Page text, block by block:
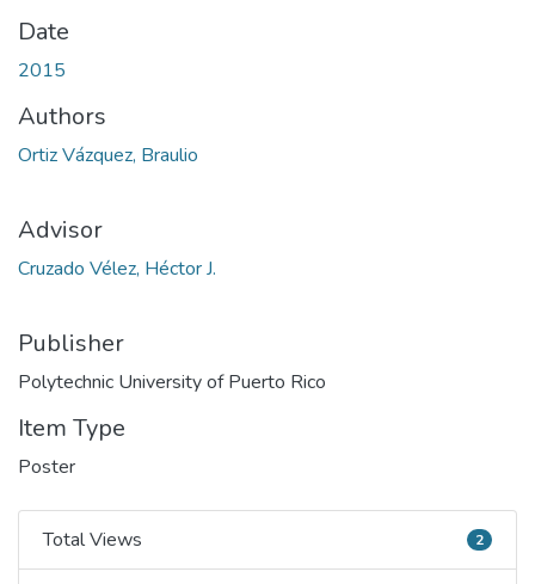
Date
2015
Authors
Ortiz Vázquez, Braulio
Advisor
Cruzado Vélez, Héctor J.
Publisher
Polytechnic University of Puerto Rico
Item Type
Poster
Total Views
Total Views 2